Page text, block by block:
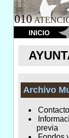
010
INICIO
Archivo
previa